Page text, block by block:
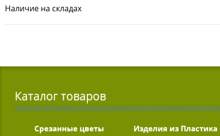
Наличие на складах
Каталог товаров
Срезанные цветы Изделия из Пластика